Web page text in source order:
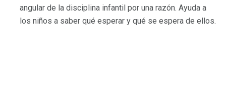
angular de la disciplina infantil por una razón. Ayuda a
los niños a saber qué esperar y qué se espera de ellos.